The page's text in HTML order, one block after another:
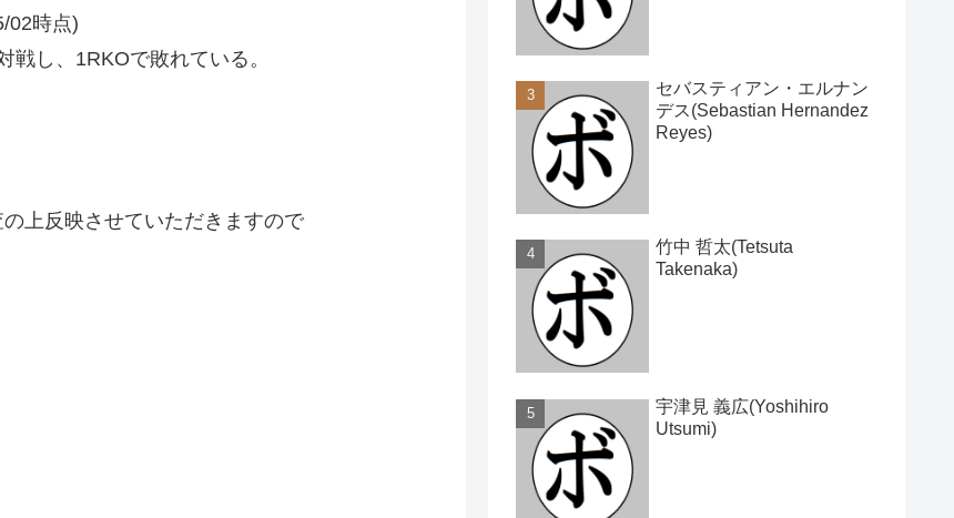
02時点)
戦し、1RKOで敗れている。
上反映させていただきますので
セバスティアン・エルナン
デス(Sebastian Hernandez
Reyes)
竹中 哲太(Tetsuta
Takenaka)
宇津見 義広(Yoshihiro
Utsumi)